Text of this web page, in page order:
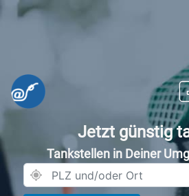
Jetzt günstig
Tankstellen in Deiner